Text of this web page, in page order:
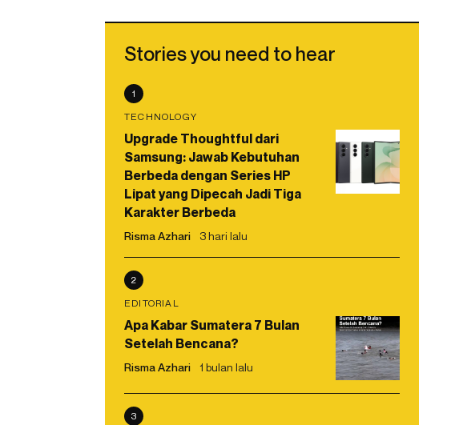
Stories you need to hear
1
TECHNOLOGY
Upgrade Thoughtful dari
Samsung: Jawab Kebutuhan
Berbeda dengan Series HP
Lipat yang Dipecah Jadi Tiga
Karakter Berbeda
Risma Azhari 3 hari lalu
2
EDITORIAL
Apa Kabar Sumatera 7 Bulan
Setelah Bencana?
Risma Azhari 1 bulan lalu
3